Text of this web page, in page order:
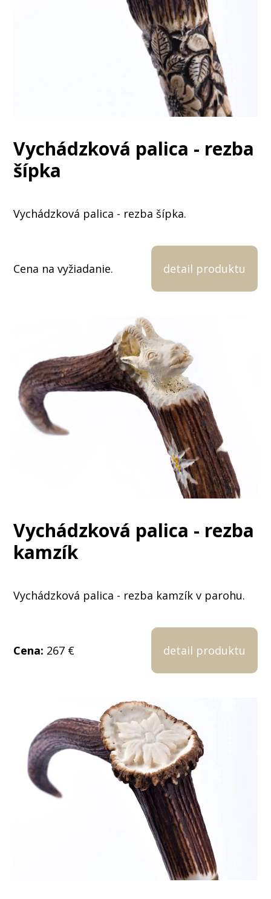
Vychádzková palica - rezba
šípka
Vychádzková palica - rezba šípka.
Cena na vyžiadanie. detail produktu
Vychádzková palica - rezba
kamzík
Vychádzková palica - rezba kamzík v parohu.
Cena: 267 € detail produktu